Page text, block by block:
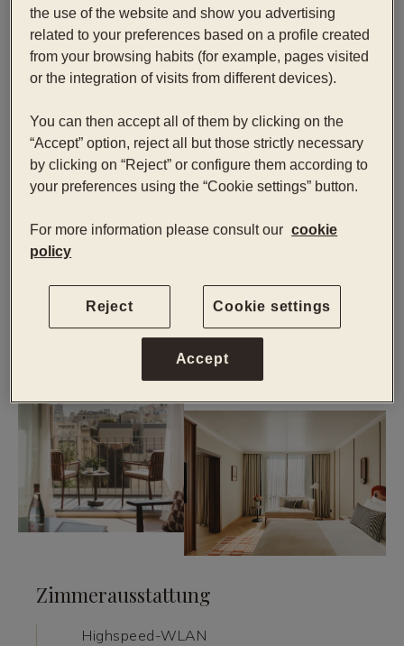
Die Suite Eixample ist die geräumigste und hellste
Suite, in der Design, Raum und Komfort für ein
anspruchsvolles Erlebnis kombiniert werden. Mit
einem separaten Wohnbereich ermöglicht sie ein
Jetzt buchen
Zimmerausstattung
Highspeed-WLAN
the use of the website and show you advertising
related to your preferences based on a profile created
from your browsing habits (for example, pages visited
or the integration of visits from different devices).
You can then accept all of them by clicking on the
“Accept” option, reject all but those strictly necessary
by clicking on “Reject” or configure them according to
your preferences using the “Cookie settings” button.
For more information please consult our cookie
policy
Reject
Accept
Cookie settings